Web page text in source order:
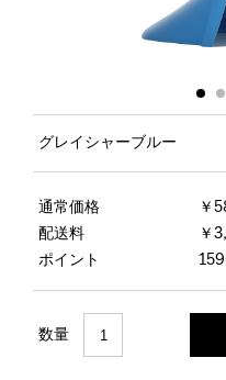
グレイシャーブルー
通常価格
￥
配送料
￥
ポイント
数量